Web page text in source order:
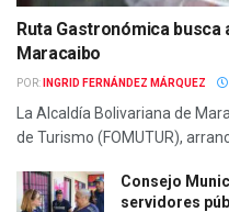
Ruta Gastronómica
Maracaibo
POR: INGRID FERNÁNDEZ MÁRQUEZ
La Alcaldía Bolivariana de
de Turismo (FOMUTUR),
Consejo
servidores